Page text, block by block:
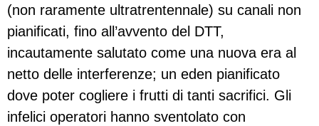
(non raramente ultratrentennale) su canali non
pianificati, fino all’avvento del DTT,
incautamente salutato come una nuova era al
netto delle interferenze; un eden pianificato
dove poter cogliere i frutti di tanti sacrifici. Gli
infelici operatori hanno sventolato con